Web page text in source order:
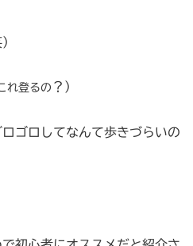
れ登るの ？）
ゴロしてなんて歩きづらいの